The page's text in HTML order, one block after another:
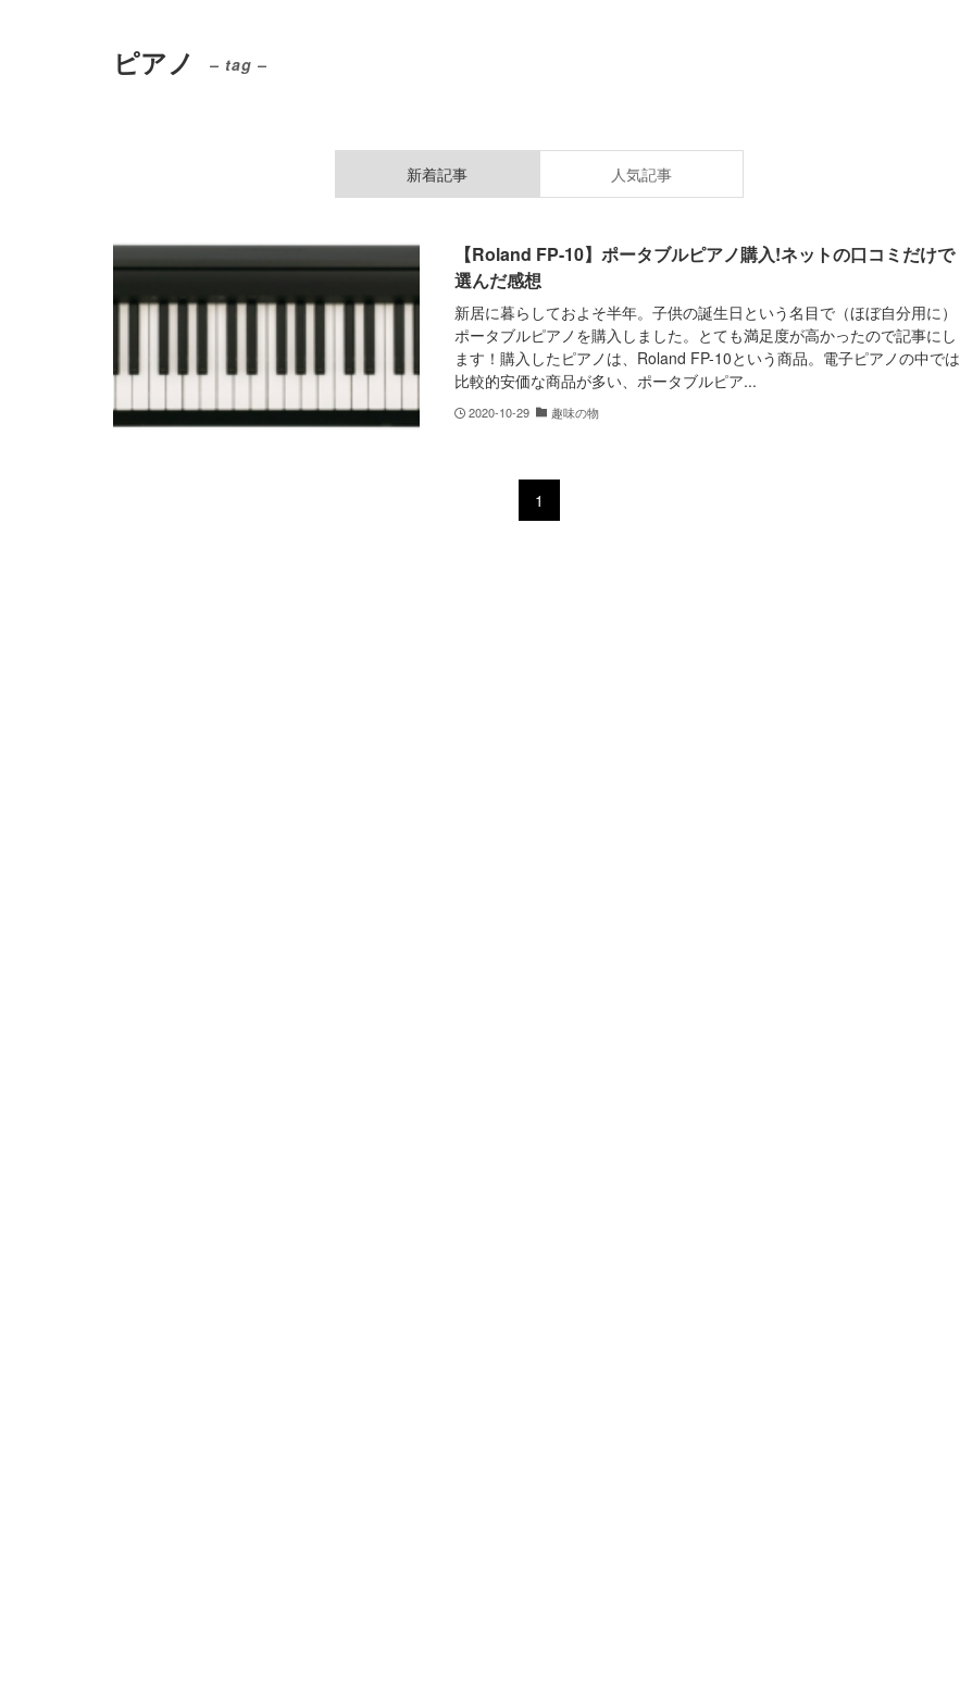
ピアノ – tag –
新着記事 人気記事
【Roland FP-10】ポータブルピアノ購入!ネットの口コミだけで
選んだ感想
新居に暮らしておよそ半年。子供の誕生日という名目で（ほぼ自分用に）
ポータブルピアノを購入しました。とても満足度が高かったので記事にし
ます！購入したピアノは、Roland FP-10という商品。電子ピアノの中では
比較的安価な商品が多い、ポータブルピア...
2020-10-29 趣味の物
1